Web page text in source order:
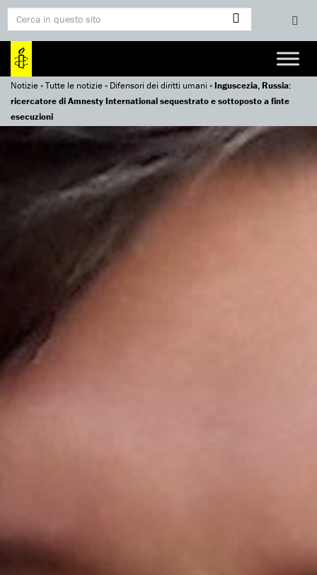
Notizie»Tutte le notizie» Difensori dei diritti umani »Inguscezia, Russia:
ricercatore di Amnesty International sequestrato e sottoposto a finte
esecuzioni